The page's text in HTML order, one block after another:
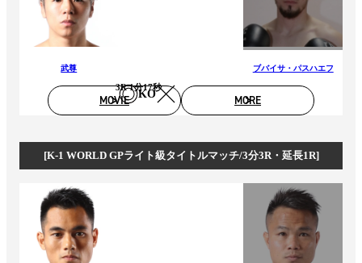
武尊
KO
3R 1分17秒
ブバイサ・パスハエフ
MOVIE MORE
[K-1 WORLD GPライト級タイトルマッチ/3分3R・延長1R]